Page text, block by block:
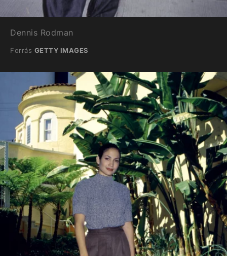
Dennis Rodman
Forrás GETTY IMAGES